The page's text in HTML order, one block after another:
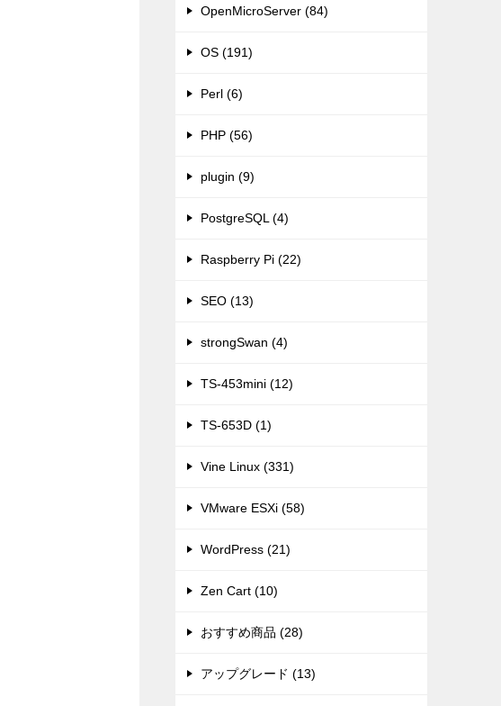
OpenMicroServer (84)
OS (191)
Perl (6)
PHP (56)
plugin (9)
PostgreSQL (4)
Raspberry Pi (22)
SEO (13)
strongSwan (4)
TS-453mini (12)
TS-653D (1)
Vine Linux (331)
VMware ESXi (58)
WordPress (21)
Zen Cart (10)
おすすめ商品 (28)
アップグレード (13)